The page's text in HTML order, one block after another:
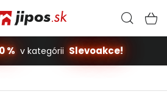
% v kategórii Slevoakce!